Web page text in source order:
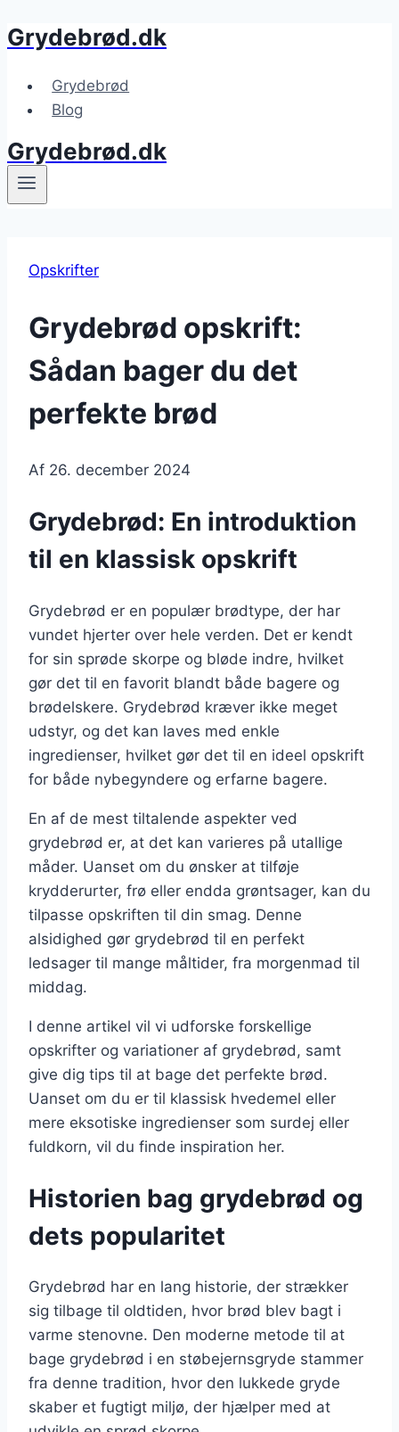
Fortsæt
indhold
Grydebrød.dk
Grydebrød
Blog
Grydebrød.dk
Opskrifter
Grydebrød opskrift:
Sådan bager du det
perfekte brød
Af 26. december 2024
Grydebrød: En introduktion
til en klassisk opskrift
Grydebrød er en populær brødtype, der har
vundet hjerter over hele verden. Det er kendt
for sin sprøde skorpe og bløde indre, hvilket
gør det til en favorit blandt både bagere og
brødelskere. Grydebrød kræver ikke meget
udstyr, og det kan laves med enkle
ingredienser, hvilket gør det til en ideel opskrift
for både nybegyndere og erfarne bagere.
En af de mest tiltalende aspekter ved
grydebrød er, at det kan varieres på utallige
måder. Uanset om du ønsker at tilføje
krydderurter, frø eller endda grøntsager, kan du
tilpasse opskriften til din smag. Denne
alsidighed gør grydebrød til en perfekt
ledsager til mange måltider, fra morgenmad til
middag.
I denne artikel vil vi udforske forskellige
opskrifter og variationer af grydebrød, samt
give dig tips til at bage det perfekte brød.
Uanset om du er til klassisk hvedemel eller
mere eksotiske ingredienser som surdej eller
fuldkorn, vil du finde inspiration her.
Historien bag grydebrød og
dets popularitet
Grydebrød har en lang historie, der strækker
sig tilbage til oldtiden, hvor brød blev bagt i
varme stenovne. Den moderne metode til at
bage grydebrød i en støbejernsgryde stammer
fra denne tradition, hvor den lukkede gryde
skaber et fugtigt miljø, der hjælper med at